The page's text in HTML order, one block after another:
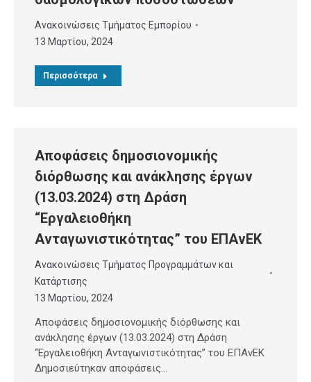
Ανακοινώσεις Τμήματος Εμπορίου
13 Μαρτίου, 2024
Περισσότερα
Αποφάσεις δημοσιονομικής
διόρθωσης και ανάκλησης έργων
(13.03.2024) στη Δράση
“Εργαλειοθήκη
Ανταγωνιστικότητας” του ΕΠΑνΕΚ
Ανακοινώσεις Τμήματος Προγραμμάτων και
Κατάρτισης
13 Μαρτίου, 2024
Αποφάσεις δημοσιονομικής διόρθωσης και
ανάκλησης έργων (13.03.2024) στη Δράση
“Εργαλειοθήκη Ανταγωνιστικότητας” του ΕΠΑνΕΚ
Δημοσιεύτηκαν αποφάσεις…